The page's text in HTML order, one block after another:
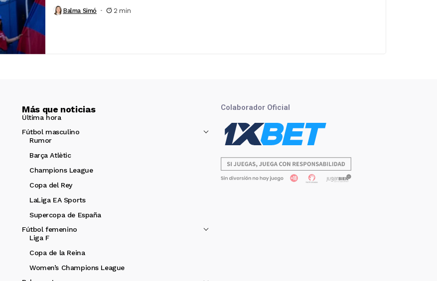
Balma Simó 2 min
Más que noticias
Última hora
Fútbol masculino
Rumor
Barça Atlètic
Champions League
Copa del Rey
LaLiga EA Sports
Supercopa de España
Fútbol femenino
Liga F
Copa de la Reina
Women’s Champions League
Colaborador Oficial